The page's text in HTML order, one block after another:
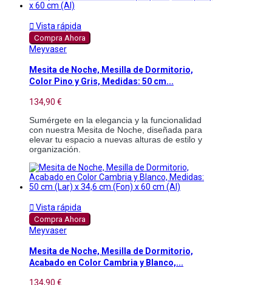
 Vista rápida
Compra Ahora
Meyvaser
Mesita de Noche, Mesilla de Dormitorio,
Color Pino y Gris, Medidas: 50 cm...
134,90 €
Sumérgete en la elegancia y la funcionalidad
con nuestra Mesita de Noche, diseñada para
elevar tu espacio a nuevas alturas de estilo y
organización.
 Vista rápida
Compra Ahora
Meyvaser
Mesita de Noche, Mesilla de Dormitorio,
Acabado en Color Cambria y Blanco,...
134,90 €